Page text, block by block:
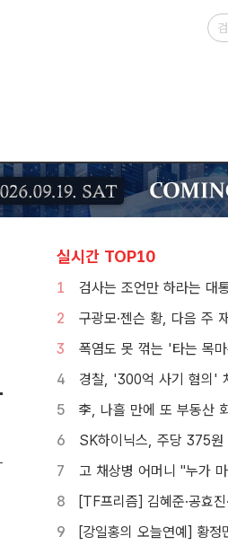
실시간 TOP10
1
2
3
4
경찰, '300억 사기 혐의'
5
6
7
8
9